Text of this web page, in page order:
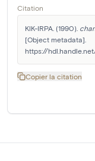
Citation
KIK-IRPA. (1990).
[Object metadata].
https://
Copier la citation